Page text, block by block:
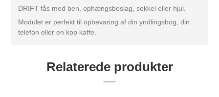
DRIFT fås med ben, ophængsbeslag, sokkel eller hjul.
Modulet er perfekt til opbevaring af din yndlingsbog, din
telefon eller en kop kaffe.
Relaterede produkter